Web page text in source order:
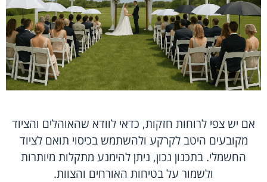
אם יש צפי לרוחות חזקות, כדאי לוודא שהאוהלים והציוד
מקובעים היטב לקרקע ולהשתמש בכיסוי תואם לציוד
החשמלי. בתכנון נכון, ניתן להימנע מתקלות מיותרות
ולשמור על בטיחות האורחים והצוות.